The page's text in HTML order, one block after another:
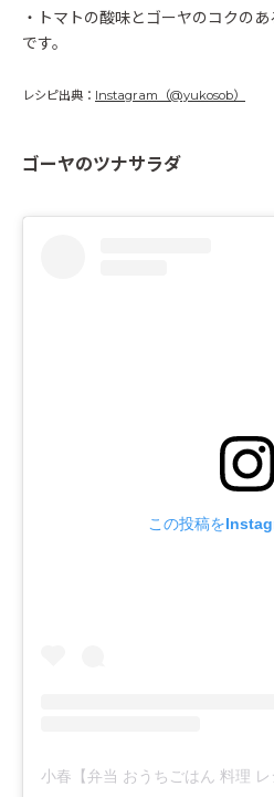
・トマトの酸味とゴーヤのコクの
です。
レシピ出典： Instagram（@yukosob）
ゴーヤのツナサラダ
この投稿を